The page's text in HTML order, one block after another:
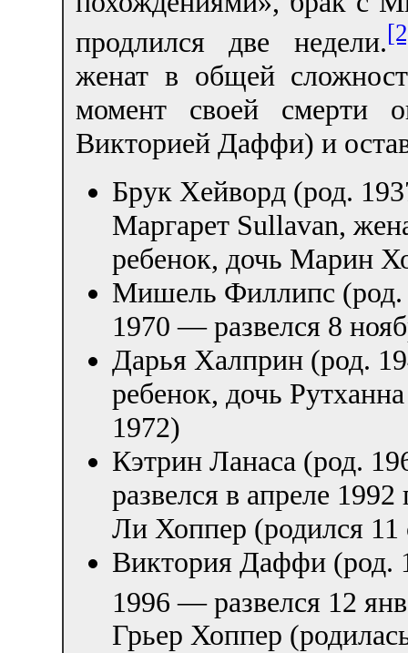
продлился две недели.
женат в общей
момент своей смерти
Викторией Даффи) и
Брук Хейворд (род.
Маргарет Sullavan,
ребенок, дочь Марин
Мишель Филлипс (род.
1970 — развелся 8
Дарья Халприн (род.
ребенок, дочь
1972)
Кэтрин Ланаса (род.
развелся в апреле
Ли Хоппер (родился 11
Виктория Даффи (род.
1996 — развелся 12
Грьер Хоппер